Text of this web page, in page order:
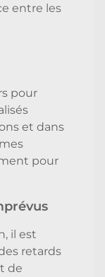
entre les
pour
et dans
pour
il est
retards
de